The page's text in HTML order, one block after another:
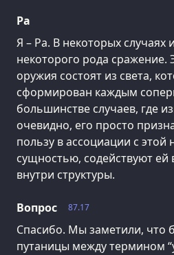
Ра
Я – Ра. В некоторых случаях
некоторого рода сражение.
оружия состоят из света,
сформирован каждым
большинстве случаев, где
очевидно, его просто
пользу в ассоциации с
сущностью, содействуют
внутри структуры.
87.17
Вопрос
Спасибо. Мы заметили, что
путаницы между термином